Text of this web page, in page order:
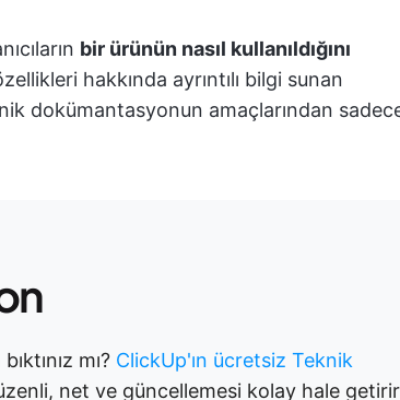
bir ürünün nasıl kullanıldığını
hakkında ayrıntılı bilgi sunan
dokümantasyonun amaçlarından
mı? ClickUp'ın ücretsiz Teknik
net ve güncellemesi kolay hale getirir